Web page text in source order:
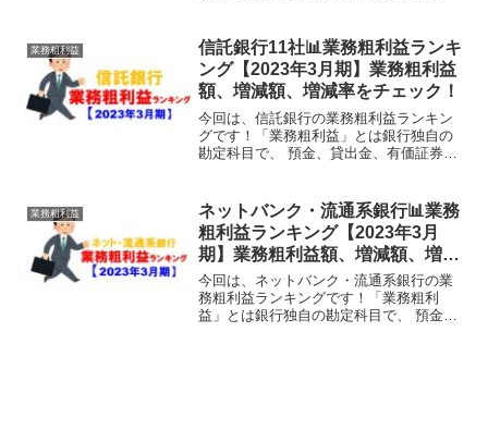
「役務取引等利益」 債券などの売買益を
示す「その他業務利益」...
業務粗利益
信託銀行11社📊業務粗利益ランキ
ング【2023年3月期】業務粗利益
額、増減額、増減率をチェック！
今回は、信託銀行の業務粗利益ランキン
グです！「業務粗利益」とは銀行独自の
勘定科目で、 預金、貸出金、有価証券な
益」 債券などの売買益を示す「その他業
務利益」の合計です。...
業務粗利益
ネットバンク・流通系銀行📊業務
粗利益ランキング【2023年3月
期】業務粗利益額、増減額、増減
率をチェック！
今回は、ネットバンク・流通系銀行の業
務粗利益ランキングです！「業務粗利
益」とは銀行独自の勘定科目で、 預金、